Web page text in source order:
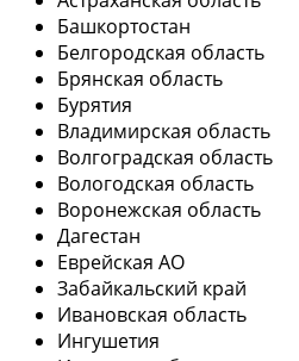
Башкортостан
Белгородская область
Брянская область
Бурятия
Владимирская область
Волгоградская область
Вологодская область
Воронежская область
Дагестан
Еврейская АО
Забайкальский край
Ивановская область
Ингушетия